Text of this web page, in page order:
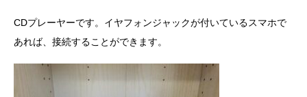
CDプレーヤーです。イヤフォンジャックが付いているスマホで
あれば、接続することができます。